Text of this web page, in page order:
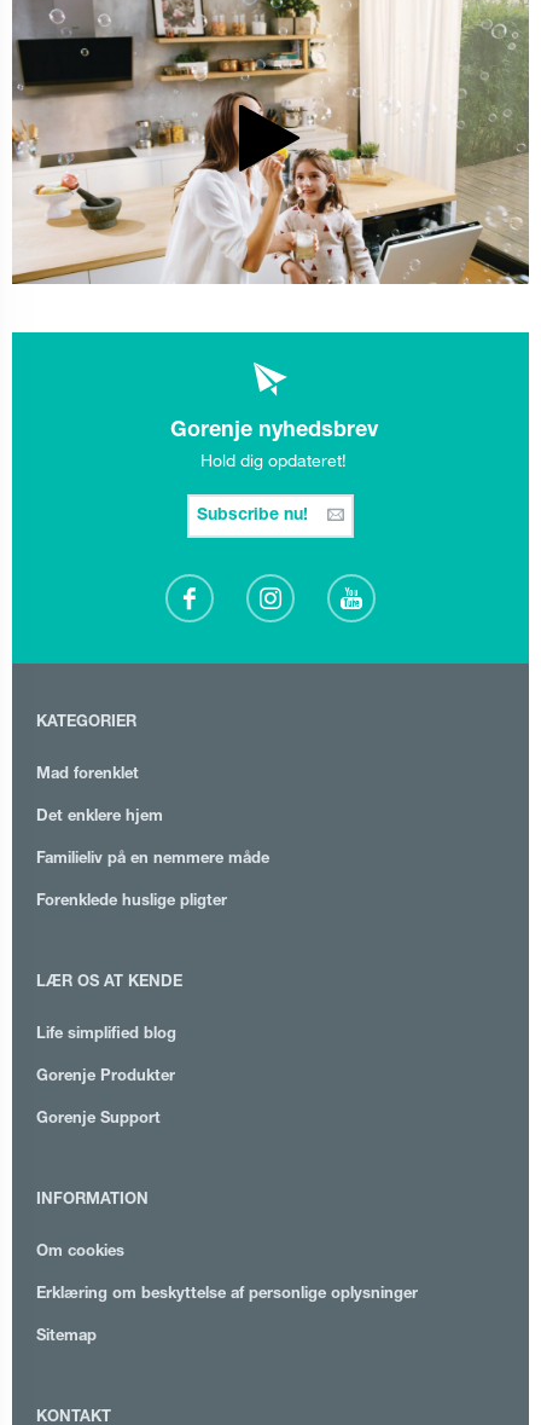
Gorenje nyhedsbrev
Hold dig opdateret!
Subscribe nu!
KATEGORIER
Mad forenklet
Det enklere hjem
Familieliv på en nemmere måde
Forenklede huslige pligter
LÆR OS AT KENDE
Life simplified blog
Gorenje Produkter
Gorenje Support
INFORMATION
Om cookies
Erklæring om beskyttelse af personlige oplysninger
Sitemap
KONTAKT